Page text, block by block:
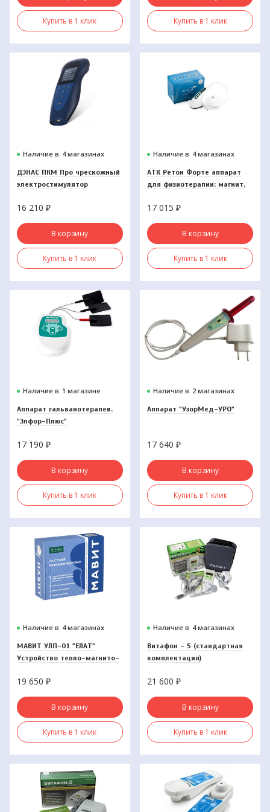
Купить в 1 клик Купить в 1 клик
Наличие в 4 магазинах
ДЭНАС ПКМ Про чрескожный
электростимулятор
16 210 ₽
В корзину
Купить в 1 клик
Наличие в 4 магазинах
АТК Ретон Форте аппарат
для физиотерапии: магнит,
свет, фонофорез
17 015₽
В корзину
Купить в 1 клик
Наличие в 1 магазине
Аппарат гальванотерапев.
"Элфор-Плюс"
17 190 ₽
В корзину
Купить в 1 клик
Наличие в 2 магазинах
Аппарат "УзорМед-УРО"
17 640₽
В корзину
Купить в 1 клик
Наличие в 4 магазинах
МАВИТ УЛП-01 "ЕЛАТ"
Устройство тепло-магнито-
воспалительных
19 650 ₽
В корзину
Купить в 1 клик
Наличие в 4 магазинах
Витафон - 5 (стандартная
комплектация)
21 600₽
В корзину
Купить в 1 клик